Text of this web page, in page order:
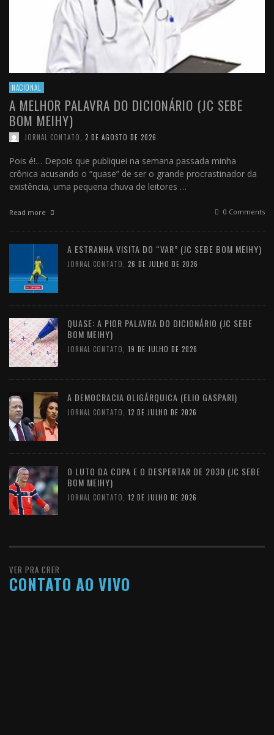
NACIONAL
A MELHOR PALAVRA DO DICIONÁRIO (JC SEBE
BOM MEIHY)
JORNAL CONTATO, 2 DE AGOSTO DE 2026
Pois é!… Depois que publiquei na semana passada minha
crônica acusando o “quase” de ser o grande procrastinador da
existência, uma pequena chuva de leitores …
Read more 0 Comments
A ESTRANHA VISITA DO “VAR” (JC SEBE BOM MEIHY)
JORNAL CONTATO 26 DE JULHO DE 2026
QUASE: A PIOR PALAVRA DO DICIONÁRIO (JC SEBE
BOM MEIHY)
JORNAL CONTATO 19 DE JULHO DE 2026
A DEMOCRACIA OLIGÁRQUICA (ELIO GASPARI)
JORNAL CONTATO 12 DE JULHO DE 2026
O LUTO DA COPA E O DESPERTAR DE 2030 (JC SEBE
BOM MEIHY)
JORNAL CONTATO 12 DE JULHO DE 2026
VER PRA CRER
CONTATO AO VIVO